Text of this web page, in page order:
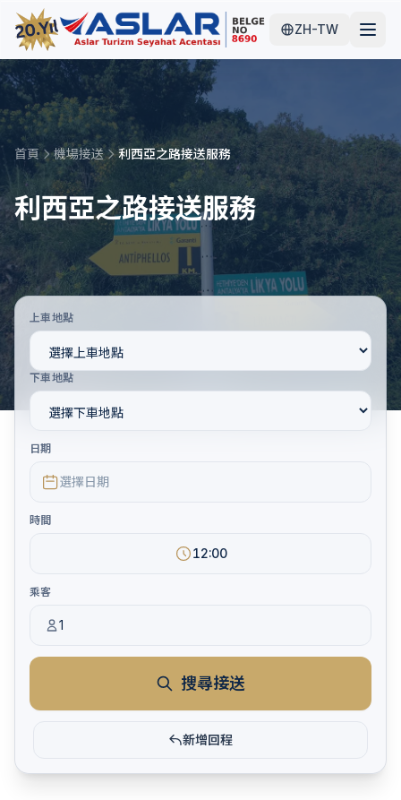
ZH-TW
首頁 機場接送 利西亞之路接送服務
利西亞之路接送服務
上車地點
下車地點
日期
選擇日期
時間
12:00
乘客
1
搜尋接送
新增回程